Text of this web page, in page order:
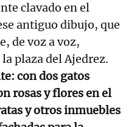
clavado en el
antiguo dibujo, que
de voz a voz,
plaza del Ajedrez.
con dos gatos
rosas y flores en el
y otros inmuebles